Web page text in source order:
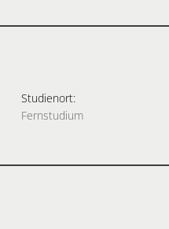
Studienort:
Fernstudium